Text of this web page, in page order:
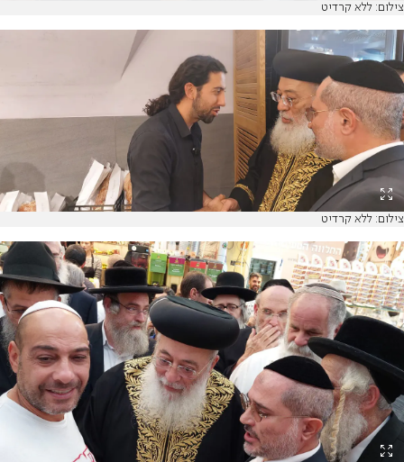
צילום: ללא קרדיט
צילום: ללא קרדיט